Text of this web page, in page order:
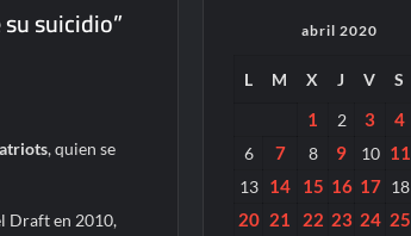
suicidio”
, quien se
Draft en 2010,
abril 2020
L M X J V S
1 2 3 4
6
7 8 9 10 11
13
14 15 16 17 18
20 21 22 23 24 25